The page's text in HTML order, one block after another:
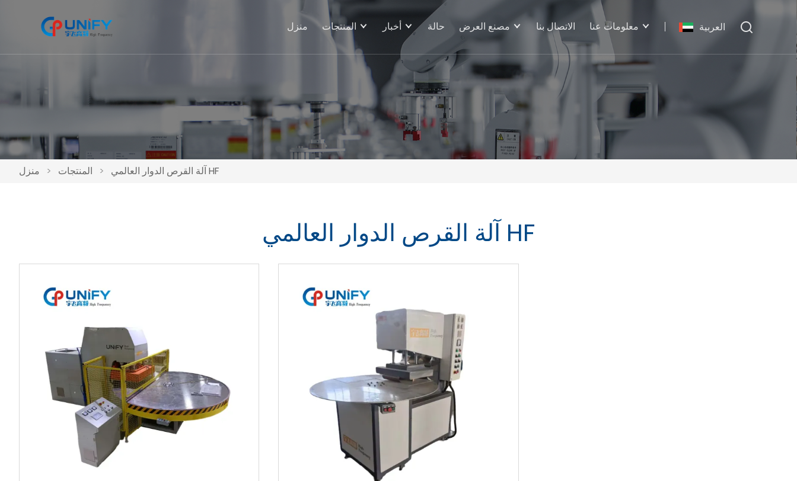
العربية منزل المنتجات أخبار حالة مصنع العرض الاتصال بنا معلومات عنا
منزل > المنتجات > آلة القرص الدوار العالمي HF
آلة القرص الدوار العالمي HF